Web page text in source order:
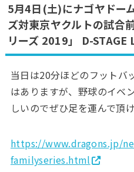
5月4日(土)にナゴヤドー
ズ対東京ヤクルトの試合
リーズ 2019」 D-STAGE
当日は20分ほどのフットバ
はありますが、野球のイベ
しいのでぜひ足を運んで頂
https://www.dragons.jp/
familyseries.html